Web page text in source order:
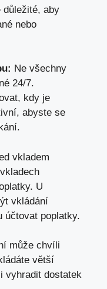
důležité, aby
nebo
Ne všechny
24/7.
kdy je
abyste se
vkladem
U
vkládání
účtovat poplatky.
může chvíli
větší
vyhradit dostatek